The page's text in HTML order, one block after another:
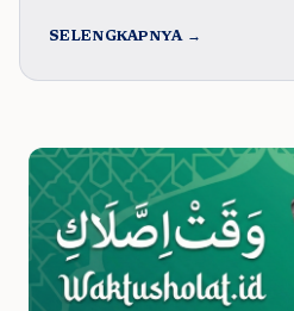
SELENGKAPNYA →